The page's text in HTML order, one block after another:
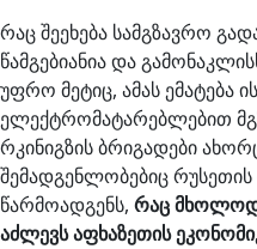
რაც შეეხება სამგზავრო
წამგებიანია და
უფრო მეტიც, ამას ემატება
ელექტრომატარებლებით
რკინიგზის ბრიგადები
შემადგენლობებიც რუსეთის
წარმოადგენს, რაც მხოლოდ
აძლევს აფხაზეთის